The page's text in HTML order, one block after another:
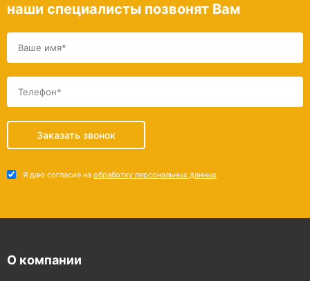
наши специалисты позвонят Вам
Заказать звонок
Я даю согласие на обработку персональных данных
О компании